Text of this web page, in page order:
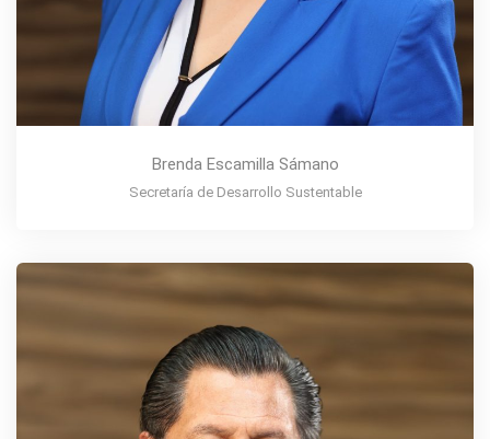
Brenda Escamilla Sámano
Secretaría de Desarrollo Sustentable